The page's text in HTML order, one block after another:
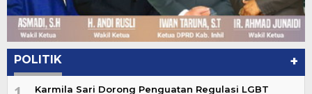
POLITIK +
Karmila Sari Dorong Penguatan Regulasi LGBT